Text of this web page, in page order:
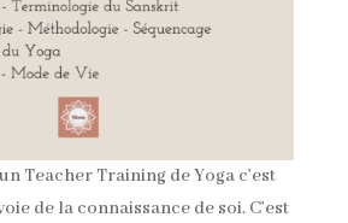
Teacher Training de Yoga c’est
de la connaissance de soi. C’est